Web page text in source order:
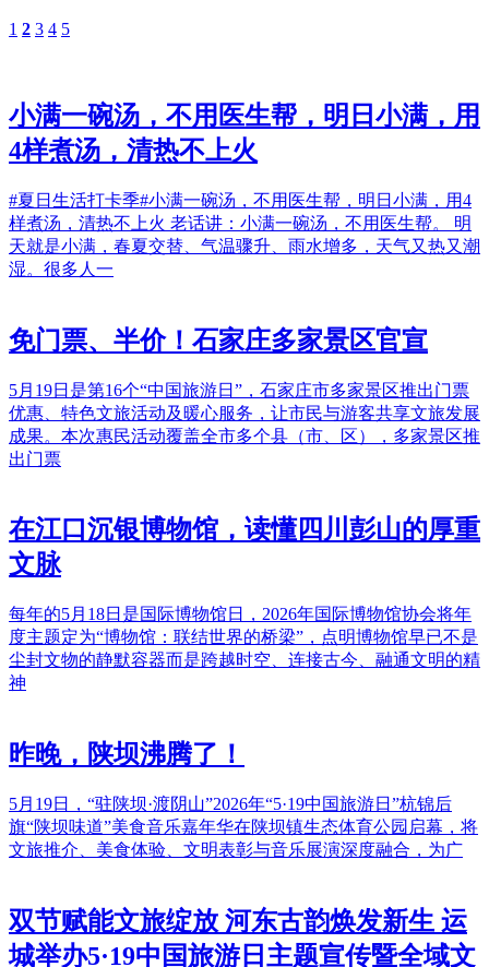
1 2 3 4 5
小满一碗汤，不用医生帮，明日小满，用
4样煮汤，清热不上火
#夏日生活打卡季#​小满一碗汤，不用医生帮，明日小满，用4
样煮汤，清热不上火 老话讲：小满一碗汤，不用医生帮。 明
天就是小满，春夏交替、气温骤升、雨水增多，天气又热又潮
湿。很多人一
免门票、半价！石家庄多家景区官宣
5月19日是第16个“中国旅游日”，石家庄市多家景区推出门票
优惠、特色文旅活动及暖心服务，让市民与游客共享文旅发展
成果。本次惠民活动覆盖全市多个县（市、区），多家景区推
出门票
在江口沉银博物馆，读懂四川彭山的厚重
文脉
每年的5月18日是国际博物馆日，2026年国际博物馆协会将年
度主题定为“博物馆：联结世界的桥梁”，点明博物馆早已不是
尘封文物的静默容器而是跨越时空、连接古今、融通文明的精
神
昨晚，陕坝沸腾了！
5月19日，“驻陕坝·渡阴山”2026年“5·19中国旅游日”杭锦后
旗“陕坝味道”美食音乐嘉年华在陕坝镇生态体育公园启幕，将
文旅推介、美食体验、文明表彰与音乐展演深度融合，为广
双节赋能文旅绽放 河东古韵焕发新生 运
城举办5·19中国旅游日主题宣传暨全域文